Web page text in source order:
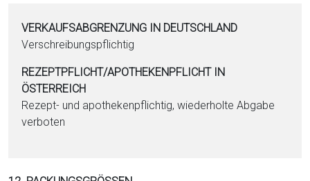
VERKAUFSABGRENZUNG IN DEUTSCHLAND
Verschreibungspflichtig
REZEPTPFLICHT/APOTHEKENPFLICHT IN
ÖSTERREICH
Rezept- und apothekenpflichtig, wiederholte Abgabe
verboten